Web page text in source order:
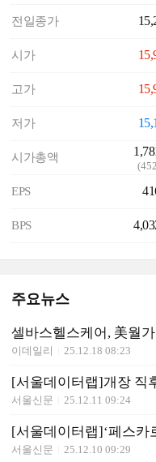
전일종가
시가
고가
저가
시가총액
(452
EPS
BPS
주요뉴스
이데일리 25.12.18 08:23
[서울데이터랩]개장 직
서울신문 25.12.11 09:24
서울신문 25.12.10 09:29